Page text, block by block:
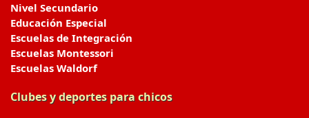
Nivel Secundario
Educación Especial
Escuelas de Integración
Escuelas Montessori
Escuelas Waldorf
Clubes y deportes para chicos